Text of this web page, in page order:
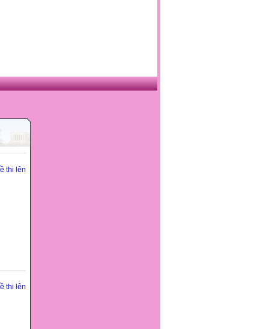
thi lên
thi lên